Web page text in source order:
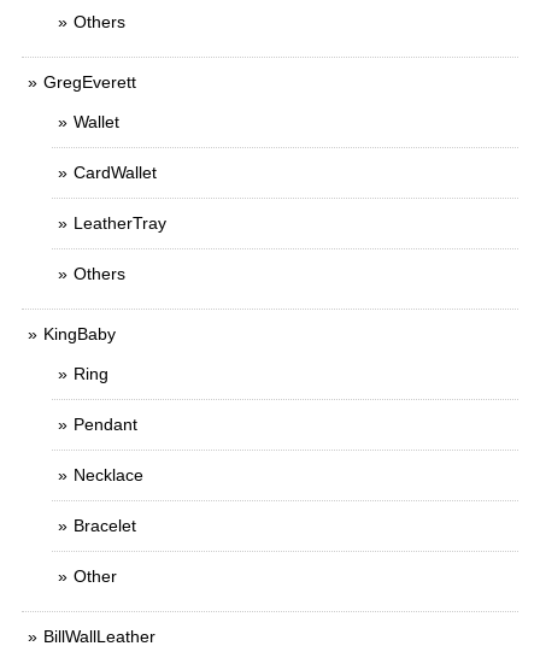
Others
GregEverett
Wallet
CardWallet
LeatherTray
Others
KingBaby
Ring
Pendant
Necklace
Bracelet
Other
BillWallLeather